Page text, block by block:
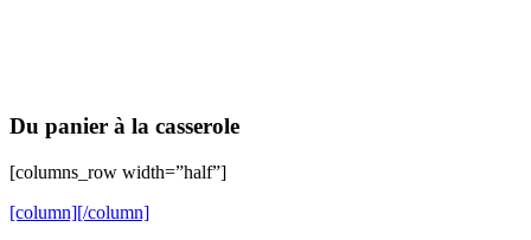
Du panier à la casserole
[columns_row width=”half”]
[column][/column]